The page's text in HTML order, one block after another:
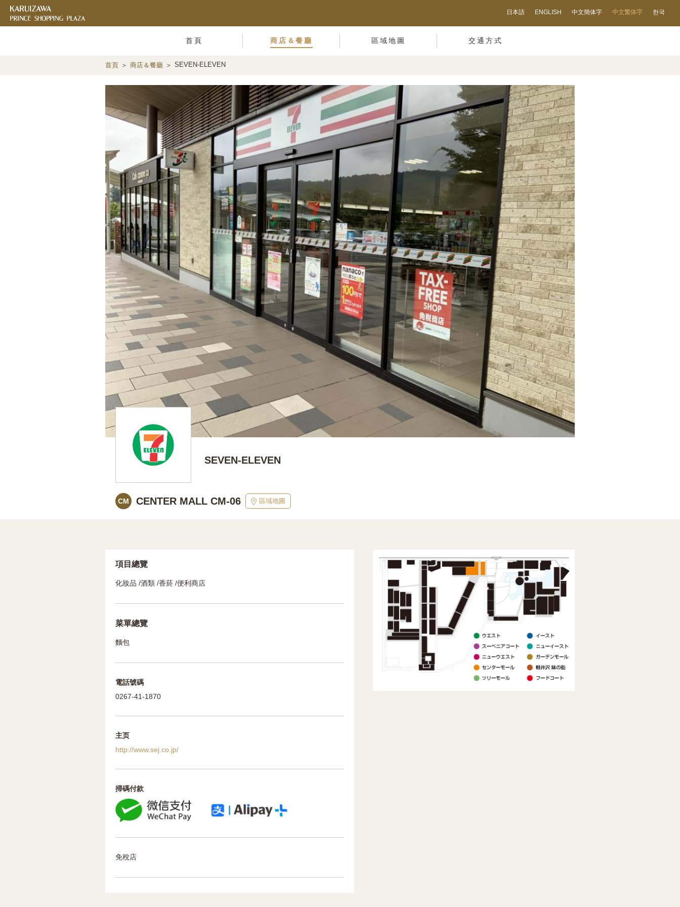
日本語 ENGLISH 中文簡体字 中文繁体字 한국
首頁 商店＆餐廳 區域地圖 交通方式
首頁 商店＆餐廳 SEVEN-ELEVEN
SEVEN-ELEVEN
CM CENTER MALL CM-06 區域地圖
項目總覽
化妝品 /酒類 /香菸 /便利商店
菜單總覽
麵包
電話號碼
0267-41-1870
主页
http://www.sej.co.jp/
掃碼付款
免稅店